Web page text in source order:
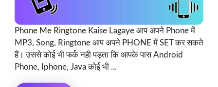
Phone Me Ringtone Kaise Lagaye आप अपने Phone में
MP3, Song, Ringtone आप अपने PHONE में SET कर सकते
हैं। उससे कोई भी फर्क नही पड़ता कि आपके पास Android
Phone, Iphone, Java कोई भी ...